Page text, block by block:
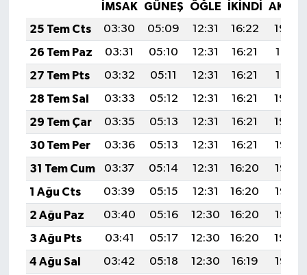
İMSAK GÜNEŞ ÖĞLE İKINDI
25 Tem Cts
03:30 05:09 12:31 16:22
19:42
26 Tem Paz
03:31 05:10 12:31 16:21
19:41
27 Tem Pts
03:32 05:11 12:31 16:21
19:41
28 Tem Sal
03:33 05:12 12:31 16:21
19:40
29 Tem Çar
03:35 05:13 12:31 16:21
19:39
30 Tem Per
03:36 05:13 12:31 16:21
19:38
31 Tem Cum
03:37 05:14 12:31 16:20
19:37
1 Ağu Cts
03:39 05:15 12:31 16:20
19:36
2 Ağu Paz
03:40 05:16 12:30 16:20
19:35
3 Ağu Pts
03:41 05:17 12:30 16:20
19:34
4 Ağu Sal
03:42 05:18 12:30 16:19
19:33